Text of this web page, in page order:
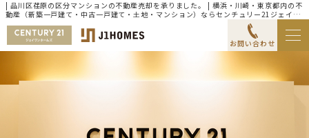
| 品川区荏原の区分マンションの不動産売却を承りました。 | 横浜・川崎・東京都内の不
動産（新築一戸建て・中古一戸建て・土地・マンション）ならセンチュリー21ジェイワ
ンホームズ
お問い合わせ